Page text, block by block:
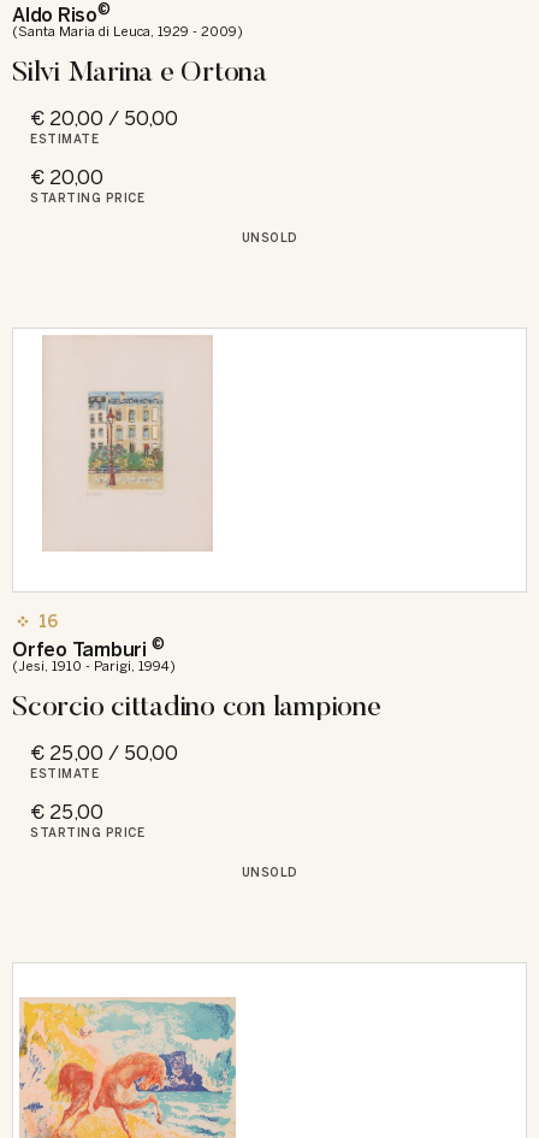
Aldo Riso©
(Santa Maria di Leuca, 1929 - 2009)
Silvi Marina e Ortona
€ 20,00 / 50,00
ESTIMATE
€ 20,00
STARTING PRICE
UNSOLD
16
Orfeo Tamburi ©
(Jesi, 1910 - Parigi, 1994)
Scorcio cittadino con lampione
€ 25,00 / 50,00
ESTIMATE
€ 25,00
STARTING PRICE
UNSOLD